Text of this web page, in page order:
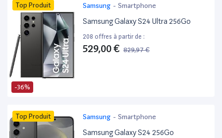
-36%
Top Produit Samsung - Smartphone
Samsung Galaxy S24 Ultra 256Go
208 offres à partir de :
529,00 € 829,97 €
Top Produit Samsung - Smartphone
Samsung Galaxy S24 256Go